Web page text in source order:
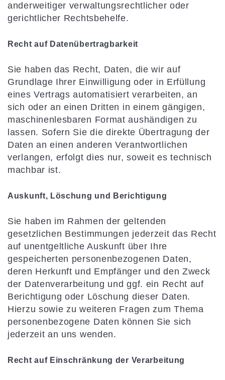
anderweitiger verwaltungsrechtlicher oder
gerichtlicher Rechtsbehelfe.
Recht auf Daten­übertrag­barkeit
Sie haben das Recht, Daten, die wir auf
Grundlage Ihrer Einwilligung oder in Erfüllung
eines Vertrags automatisiert verarbeiten, an
sich oder an einen Dritten in einem gängigen,
maschinenlesbaren Format aushändigen zu
lassen. Sofern Sie die direkte Übertragung der
Daten an einen anderen Verantwortlichen
verlangen, erfolgt dies nur, soweit es technisch
machbar ist.
Auskunft, Löschung und Berichtigung
Sie haben im Rahmen der geltenden
gesetzlichen Bestimmungen jederzeit das Recht
auf unentgeltliche Auskunft über Ihre
gespeicherten personenbezogenen Daten,
deren Herkunft und Empfänger und den Zweck
der Datenverarbeitung und ggf. ein Recht auf
Berichtigung oder Löschung dieser Daten.
Hierzu sowie zu weiteren Fragen zum Thema
personenbezogene Daten können Sie sich
jederzeit an uns wenden.
Recht auf Einschränkung der Verarbeitung